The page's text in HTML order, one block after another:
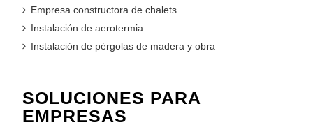
Empresa constructora de chalets
Instalación de aerotermia
Instalación de pérgolas de madera y obra
SOLUCIONES PARA
EMPRESAS